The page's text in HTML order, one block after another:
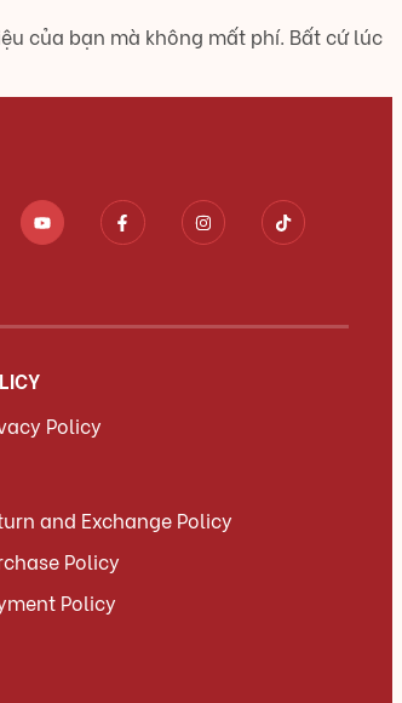
của bạn mà không mất phí. Bất cứ lúc
Policy
and Exchange Policy
Policy
Policy